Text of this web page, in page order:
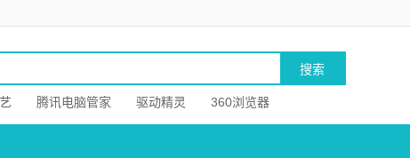
腾讯电脑管家 驱动精灵 360浏览器